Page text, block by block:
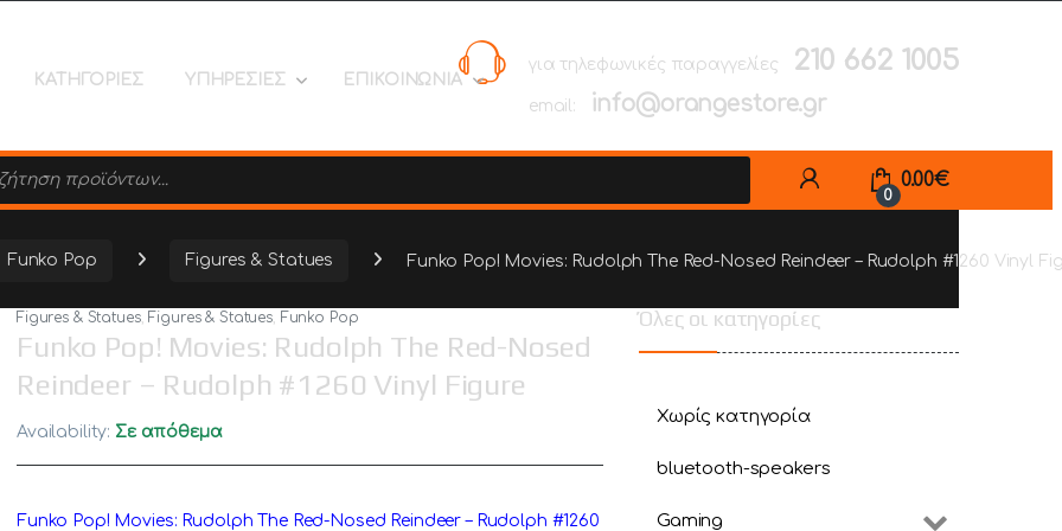
ΚΑΤΗΓΟΡΙΕΣ ΥΠΗΡΕΣΙΕΣ ΕΠΙΚΟΙΝΩΝΙΑ
για τηλεφωνικές παραγγελίες 210 662 1005
email: info@orangestore.gr
0
0.00€
Funko Pop Figures & Statues Funko Pop! Movies: Rudolph The Red-Nosed Reindeer – Rudolph #1260 Vinyl
Figures & Statues, Figures & Statues, Funko Pop
Funko Pop! Movies: Rudolph The Red-Nosed
Reindeer – Rudolph #1260 Vinyl Figure
Availability: Σε απόθεμα
Funko Pop! Movies: Rudolph The Red-Nosed Reindeer – Rudolph #1260
Όλες οι κατηγορίες
Χωρίς κατηγορία
bluetooth-speakers
Gaming